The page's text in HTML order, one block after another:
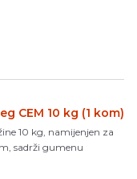
CEM 10 kg (1 kom)
10 kg, namijenjen za
sadrži gumenu